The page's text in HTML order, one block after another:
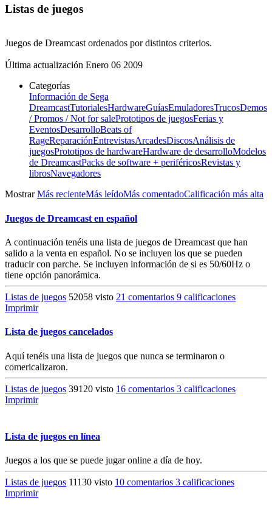
Listas de juegos
Juegos de Dreamcast ordenados por distintos criterios.
Última actualización Enero 06 2009
Categorías
Información de Sega
DreamcastTutorialesHardwareGuíasEmuladoresTrucosDemos
/ Promos / Not for salePrototipos de juegosFerias y
EventosDesarrolloBeats of
RageReparaciónEntrevistasArcadesDiscosAnálisis de
juegosPrototipos de hardwareHardware de desarrolloModelos
de DreamcastPacks de software + periféricosRevistas y
librosNavegadores
Mostrar Más recienteMás leídoMás comentadoCalificación más alta
Juegos de Dreamcast en español
A continuación tenéis una lista de juegos de Dreamcast que han
salido a la venta en español. No se incluyen los que se pueden
traducir con parche. Se incluyen información de si es 50/60Hz o
tiene opción panorámica.
Listas de juegos 52058 visto 21 comentarios 9 calificaciones
Imprimir
Lista de juegos cancelados
Aquí tenéis una lista de juegos que nunca se terminaron o
comericalizaron.
Listas de juegos 39120 visto 16 comentarios 3 calificaciones
Imprimir
Lista de juegos en línea
Juegos a los que se puede jugar online a día de hoy.
Listas de juegos 11130 visto 10 comentarios 3 calificaciones
Imprimir